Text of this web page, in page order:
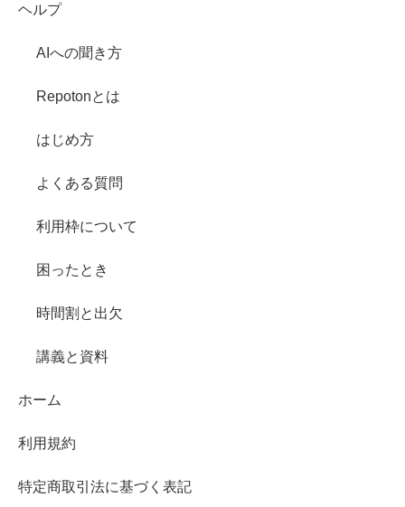
ヘルプ
AIへの聞き方
Repotonとは
はじめ方
よくある質問
利用枠について
困ったとき
時間割と出欠
講義と資料
ホーム
利用規約
特定商取引法に基づく表記